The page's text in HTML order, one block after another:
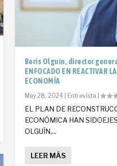
Boris Olguín, director
ENFOCADO EN REACTIVAR
ECONOMÍA
May 28, 2024| Entrevista
EL PLAN DE
ECONÓMICA HAN
OLGUÍN,...
LEER MÁS